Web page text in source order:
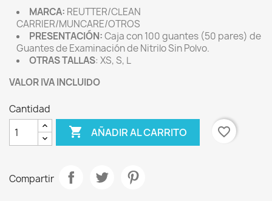
MARCA: REUTTER/CLEAN
CARRIER/MUNCARE/OTROS
PRESENTACIÓN:Caja con 100 guantes (50 pares) de
Guantes de Examinación de Nitrilo Sin Polvo.
OTRAS TALLAS: XS, S, L
VALOR IVA INCLUIDO
Cantidad
 AÑADIR AL CARRITO favorite_border
Compartir